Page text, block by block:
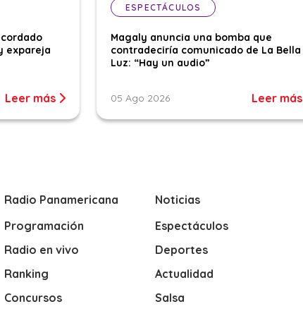
expareja
Leer más
ESPECTÁCULOS
Magaly anuncia una bomba que
contradeciría comunicado de La Bella
Luz: “Hay un audio”
05 Ago 2026 Leer más
Radio Panamericana
Programación
Radio en vivo
Ranking
Concursos
Noticias
Espectáculos
Deportes
Actualidad
Salsa